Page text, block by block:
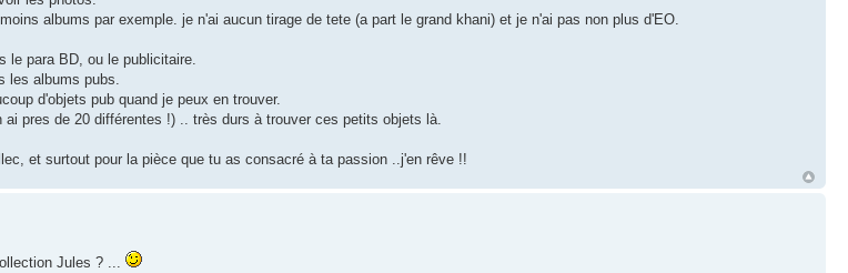
albums par exemple. je n'ai aucun tirage de tete (a part le grand khani) et je n'ai pas non plus d'EO.
le para BD, ou le publicitaire.
les albums pubs.
d'objets pub quand je peux en trouver.
pres de 20 différentes !) .. très durs à trouver ces petits objets là.
et surtout pour la pièce que tu as consacré à ta passion ..j'en rêve !!
Jules ? ...